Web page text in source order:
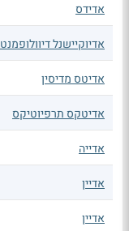
אדידס
אדיוקיישנל דיוולופמנט
אדיטס מדיסין
אדיטקס תרפיוטיקס
אדייה
אדיין
אדיין